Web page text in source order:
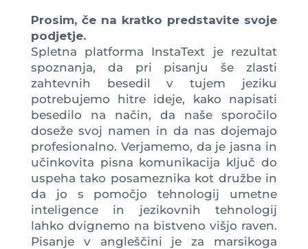
Prosim, če na kratko predstavite svoje
podjetje.
Spletna platforma InstaText je rezultat
spoznanja, da pri pisanju še zlasti
zahtevnih besedil v tujem jeziku
potrebujemo hitre ideje, kako napisati
besedilo na način, da naše sporočilo
doseže svoj namen in da nas dojemajo
profesionalno. Verjamemo, da je jasna in
učinkovita pisna komunikacija ključ do
uspeha tako posameznika kot družbe in
da jo s pomočjo tehnologij umetne
inteligence in jezikovnih tehnologij
lahko dvignemo na bistveno višjo raven.
Pisanje v angleščini je za marsikoga